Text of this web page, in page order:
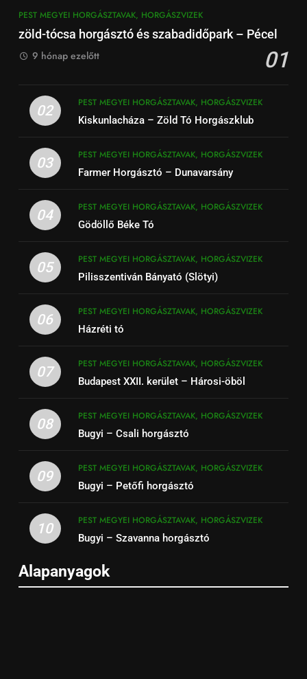
PEST MEGYEI HORGÁSZTAVAK, HORGÁSZVIZEK
zöld-tócsa horgásztó és szabadidőpark – Pécel
01
9 hónap ezelőtt
02
PEST MEGYEI HORGÁSZTAVAK, HORGÁSZVIZEK
Kiskunlacháza – Zöld Tó Horgászklub
03
PEST MEGYEI HORGÁSZTAVAK, HORGÁSZVIZEK
Farmer Horgásztó – Dunavarsány
04
PEST MEGYEI HORGÁSZTAVAK, HORGÁSZVIZEK
Gödöllő Béke Tó
05
PEST MEGYEI HORGÁSZTAVAK, HORGÁSZVIZEK
Pilisszentiván Bányató (Slötyi)
06
PEST MEGYEI HORGÁSZTAVAK, HORGÁSZVIZEK
Házréti tó
07
PEST MEGYEI HORGÁSZTAVAK, HORGÁSZVIZEK
Budapest XXII. kerület – Hárosi-öböl
08
PEST MEGYEI HORGÁSZTAVAK, HORGÁSZVIZEK
Bugyi – Csali horgásztó
09
PEST MEGYEI HORGÁSZTAVAK, HORGÁSZVIZEK
Bugyi – Petőfi horgásztó
10
PEST MEGYEI HORGÁSZTAVAK, HORGÁSZVIZEK
Bugyi – Szavanna horgásztó
Alapanyagok